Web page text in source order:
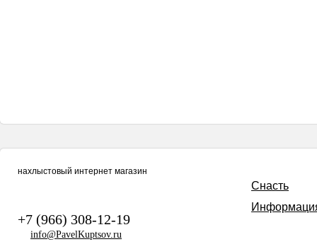
нахлыстовый интернет магазин
+7 (966) 308-12-19
info@PavelKuptsov.ru
Снасть